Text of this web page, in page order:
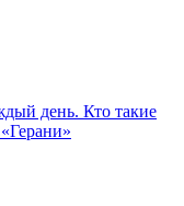
день. Кто такие